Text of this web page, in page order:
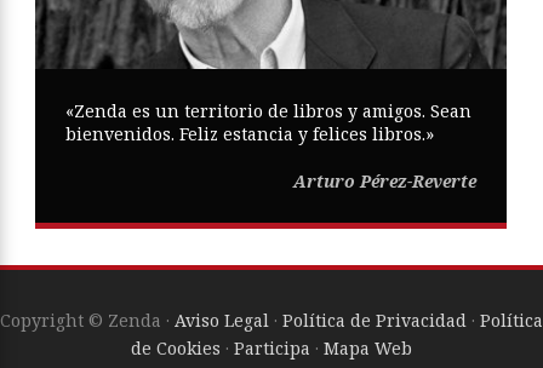
«Zenda es un territorio de libros y amigos. Sean
bienvenidos. Feliz estancia y felices libros.»
Arturo Pérez-Reverte
Copyright © Zenda · Aviso Legal · Política de Privacidad · Política
de Cookies · Participa · Mapa Web